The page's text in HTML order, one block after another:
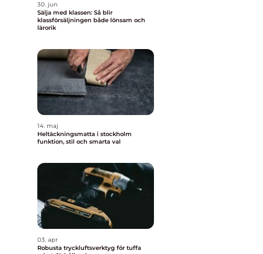
30. jun
Sälja med klassen: Så blir
klassförsäljningen både lönsam och
lärorik
14. maj
Heltäckningsmatta i stockholm
funktion, stil och smarta val
03. apr
Robusta tryckluftsverktyg för tuffa